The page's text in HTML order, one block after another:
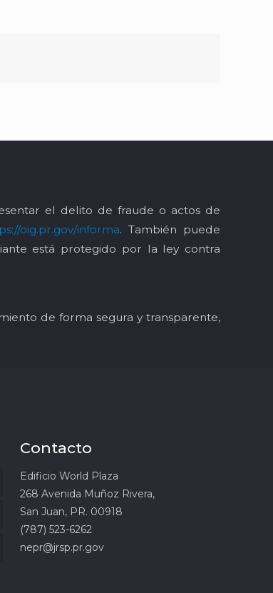
el delito de fraude o actos de
oig.pr.gov/informa. También puede
está protegido por la ley contra
de forma segura y transparente,
Contacto
Edificio World Plaza
268 Avenida Muñoz Rivera,
San Juan, PR. 00918
(787) 523-6262
nepr@jrsp.pr.gov